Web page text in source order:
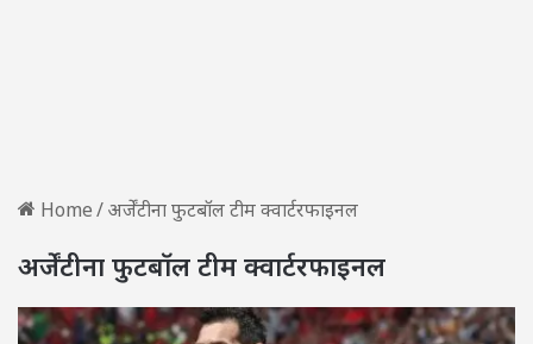
Home/अर्जेंटीना फुटबॉल टीम क्वार्टरफाइनल
अर्जेंटीना फुटबॉल टीम क्वार्टरफाइनल